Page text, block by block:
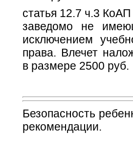
статья 12.7 ч.3
заведомо не
исключением
права. Влечет
в размере 2500 руб.
Безопасность
рекомендации.